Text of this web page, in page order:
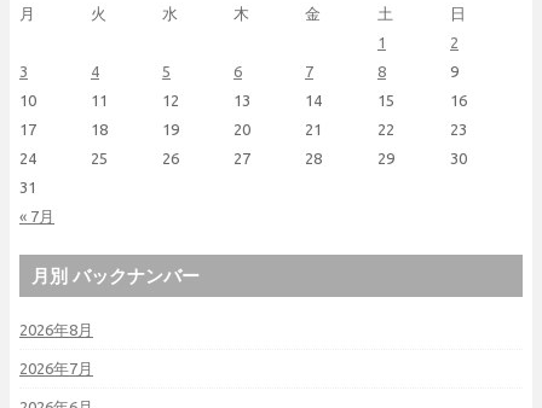
月
火 水 木 金 土 日
« 7月
1
2
3
4 5 6 7 8
9
10
11 12 13 14 15
16
17
18 19 20 21 22
23
24
25 26 27 28 29
30
31
月別 バックナンバー
2026年8月
2026年7月